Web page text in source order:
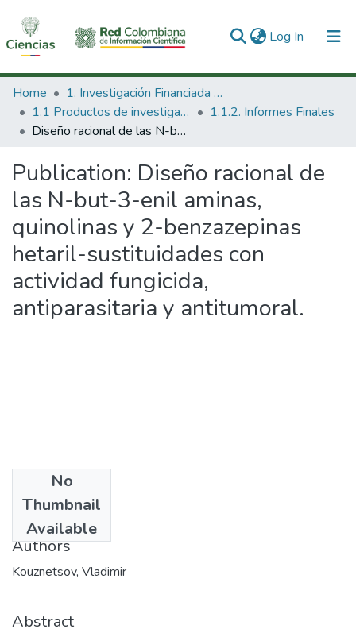
Log In (current)
Communities & Collections
All of DSpace
Home
1. Investigación Financiada con Recursos Públicos
1.1 Productos de investigación
1.1.2. Informes Finales
Diseño racional de las N-but-3-enil aminas, quinolinas y 2-benzazepinas hetaril-sustituidades con actividad fungicida, antiparasitaria y antitumoral.
Publication: Diseño racional de
las N-but-3-enil aminas,
quinolinas y 2-benzazepinas
hetaril-sustituidades con
actividad fungicida,
antiparasitaria y antitumoral.
No
Thumbnail
Available
2001
Authors
Kouznetsov, Vladimir
Abstract